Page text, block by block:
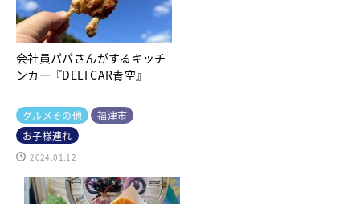
会社員パパさんがするキッチ
ンカー『DELI CAR青空』
グルメその他
福津市
お子様連れ
2024.01.12